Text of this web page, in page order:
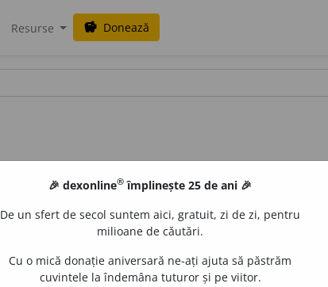
Resurse savings Donează
🎉 dexonline® împlinește 25 de ani 🎉
De un sfert de secol suntem aici, gratuit, zi de zi, pentru
milioane de căutări.
Cu o mică donație aniversară ne-ați ajuta să păstrăm
cuvintele la îndemâna tuturor și pe viitor.